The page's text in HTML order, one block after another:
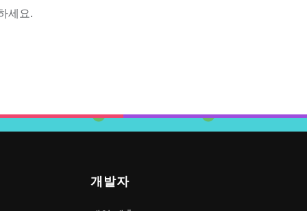
세요.
개발자